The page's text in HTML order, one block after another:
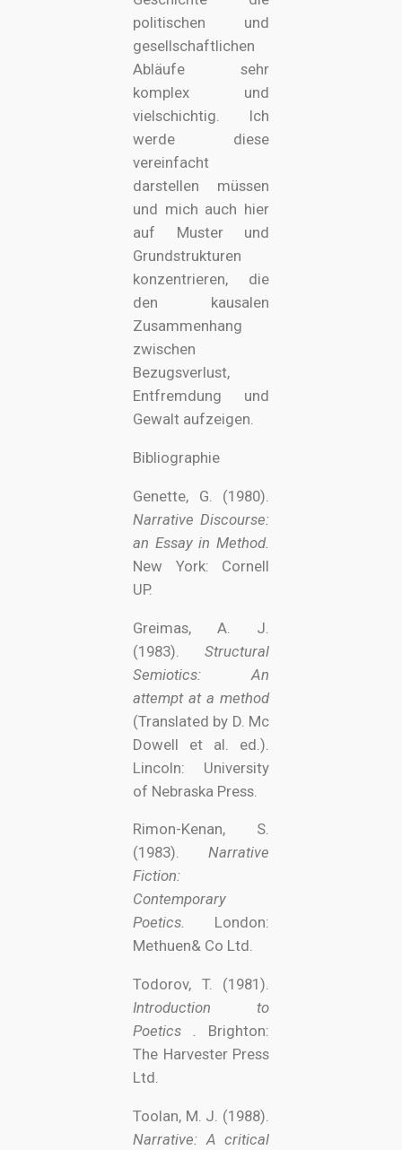
politischen und
gesellschaftlichen
Abläufe sehr
komplex und
vielschichtig. Ich
werde diese
vereinfacht
darstellen müssen
und mich auch hier
auf Muster und
Grundstrukturen
konzentrieren, die
den kausalen
Zusammenhang
zwischen
Bezugsverlust,
Entfremdung und
Gewalt aufzeigen.
Bibliographie
Genette, G. (1980).
Narrative Discourse:
an Essay in Method.
New York: Cornell
UP.
Greimas, A. J.
(1983).Structural
Semiotics: An
attempt at a method
(Translated by D. Mc
Dowell et al. ed.).
Lincoln: University
of Nebraska Press.
Rimon-Kenan, S.
(1983).Narrative
Fiction:
Contemporary
Poetics. London:
Methuen& Co Ltd.
Todorov, T. (1981).
Introduction to
Poetics . Brighton:
The Harvester Press
Ltd.
Toolan, M. J. (1988).
Narrative: A critical